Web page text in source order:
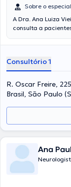
Sobre o
A Dra. Ana Luiza
consulta a
FMU USP e é uma
no seu tema de
associações
em diversas conferências com a meta de ter
contínua em sua
trabalhos.
Consultório 1
R. Oscar Freire,
Brasil, São Paulo
Ana